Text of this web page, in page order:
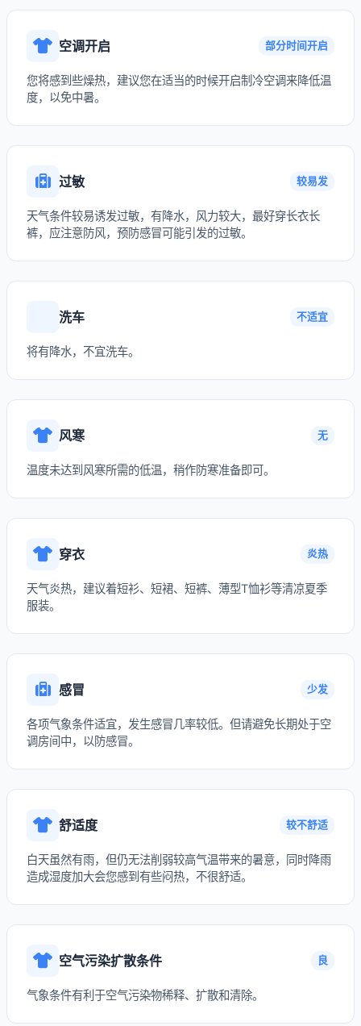
空调开启 部分时间开启
您将感到些燥热，建议您在适当的时候开启制冷空调来降低温
度，以免中暑。
过敏 较易发
天气条件较易诱发过敏，有降水，风力较大，最好穿长衣长
裤，应注意防风，预防感冒可能引发的过敏。
洗车 不适宜
将有降水，不宜洗车。
风寒 无
温度未达到风寒所需的低温，稍作防寒准备即可。
穿衣 炎热
天气炎热，建议着短衫、短裙、短裤、薄型T恤衫等清凉夏季
服装。
感冒 少发
各项气象条件适宜，发生感冒几率较低。但请避免长期处于空
调房间中，以防感冒。
舒适度 较不舒适
白天虽然有雨，但仍无法削弱较高气温带来的暑意，同时降雨
造成湿度加大会您感到有些闷热，不很舒适。
空气污染扩散条件 良
气象条件有利于空气污染物稀释、扩散和清除。